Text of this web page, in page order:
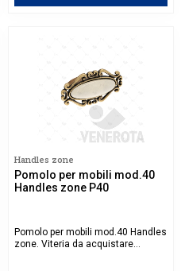
Handles zone
Pomolo per mobili mod.40
Handles zone P40
Pomolo per mobili mod.40 Handles
zone. Viteria da acquistare